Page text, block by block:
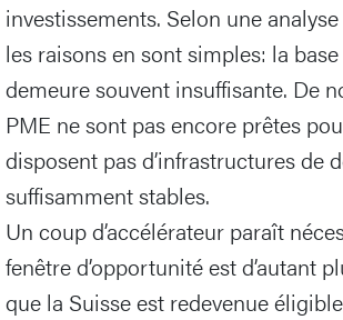
investissements. Selon une
les raisons en sont simples: la
demeure souvent insuffisante. De
PME ne sont pas encore prêtes
disposent pas d’infrastructures de
suffisamment stables.
Un coup d’accélérateur paraît
fenêtre d’opportunité est d’autant
que la Suisse est redevenue